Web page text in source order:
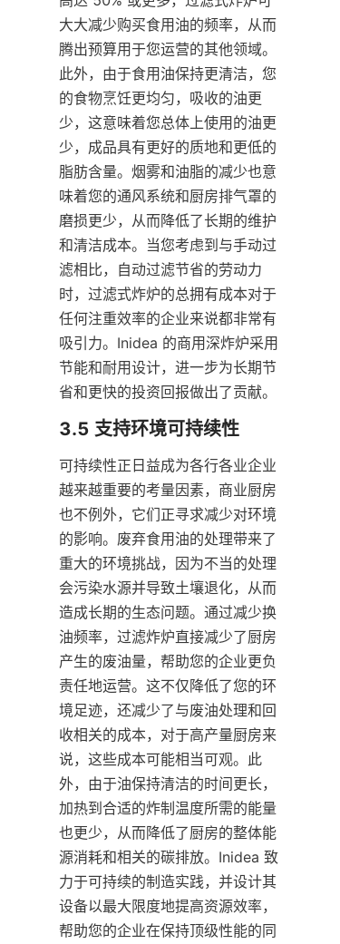
大大减少购买食用油的频率，从而
腾出预算用于您运营的其他领域。
此外，由于食用油保持更清洁，您
的食物烹饪更均匀，吸收的油更
少，这意味着您总体上使用的油更
少，成品具有更好的质地和更低的
脂肪含量。烟雾和油脂的减少也意
味着您的通风系统和厨房排气罩的
磨损更少，从而降低了长期的维护
和清洁成本。当您考虑到与手动过
滤相比，自动过滤节省的劳动力
时，过滤式炸炉的总拥有成本对于
任何注重效率的企业来说都非常有
吸引力。Inidea 的商用深炸炉采用
节能和耐用设计，进一步为长期节
省和更快的投资回报做出了贡献。
可持续性正日益成为各行各业企业
越来越重要的考量因素，商业厨房
也不例外，它们正寻求减少对环境
的影响。废弃食用油的处理带来了
重大的环境挑战，因为不当的处理
会污染水源并导致土壤退化，从而
造成长期的生态问题。通过减少换
油频率，过滤炸炉直接减少了厨房
产生的废油量，帮助您的企业更负
责任地运营。这不仅降低了您的环
境足迹，还减少了与废油处理和回
收相关的成本，对于高产量厨房来
说，这些成本可能相当可观。此
外，由于油保持清洁的时间更长，
加热到合适的炸制温度所需的能量
也更少，从而降低了厨房的整体能
源消耗和相关的碳排放。Inidea 致
力于可持续的制造实践，并设计其
设备以最大限度地提高资源效率，
帮助您的企业在保持顶级性能的同